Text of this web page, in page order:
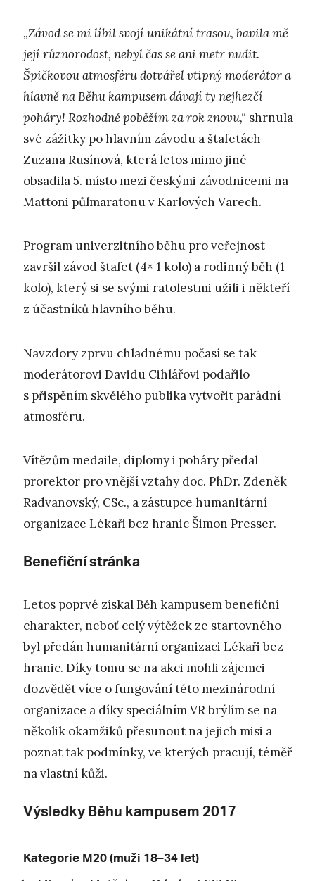
„Závod se mi líbil svojí unikátní trasou, bavila mě
její různorodost, nebyl čas se ani metr nudit.
Špičkovou atmosféru dotvářel vtipný moderátor a
hlavně na Běhu kampusem dávají ty nejhezčí
poháry! Rozhodně poběžím za rok znovu,“ shrnula
své zážitky po hlavním závodu a štafetách
Zuzana Rusínová, která letos mimo jiné
obsadila 5. místo mezi českými závodnicemi na
Mattoni půlmaratonu v Karlových Varech.
Program univerzitního běhu pro veřejnost
završil závod štafet (4× 1 kolo) a rodinný běh (1
kolo), který si se svými ratolestmi užili i někteří
z účastníků hlavního běhu.
Navzdory zprvu chladnému počasí se tak
moderátorovi Davidu Cihlářovi podařilo
s přispěním skvělého publika vytvořit parádní
atmosféru.
Vítězům medaile, diplomy i poháry předal
prorektor pro vnější vztahy doc. PhDr. Zdeněk
Radvanovský, CSc., a zástupce humanitární
organizace Lékaři bez hranic Šimon Presser.
Benefiční stránka
Letos poprvé získal Běh kampusem benefiční
charakter, neboť celý výtěžek ze startovného
byl předán humanitární organizaci Lékaři bez
hranic. Díky tomu se na akci mohli zájemci
dozvědět více o fungování této mezinárodní
organizace a díky speciálním VR brýlím se na
několik okamžiků přesunout na jejich misi a
poznat tak podmínky, ve kterých pracují, téměř
na vlastní kůži.
Výsledky Běhu kampusem 2017
Kategorie M20 (muži 18–34 let)